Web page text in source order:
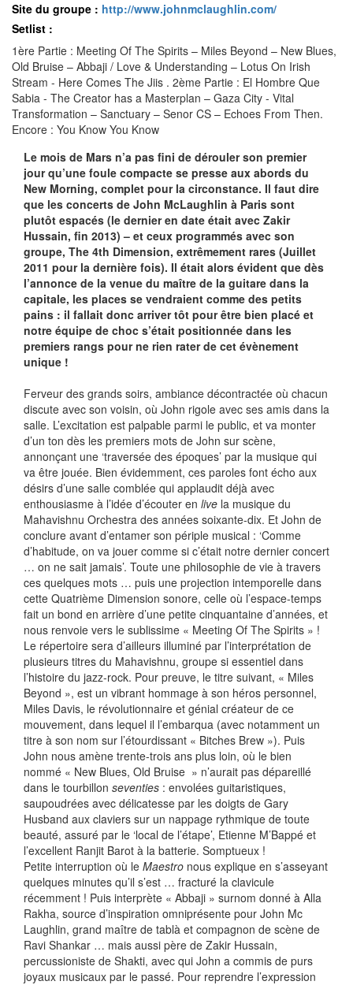
Site du groupe : http://www.johnmclaughlin.com/
Setlist :
1ère Partie : Meeting Of The Spirits – Miles Beyond – New Blues,
Old Bruise – Abbaji / Love & Understanding – Lotus On Irish
Stream - Here Comes The Jiis . 2ème Partie : El Hombre Que
Sabia - The Creator has a Masterplan – Gaza City - Vital
Transformation – Sanctuary – Senor CS – Echoes From Then.
Encore : You Know You Know
Le mois de Mars n’a pas fini de dérouler son premier
jour qu’une foule compacte se presse aux abords du
New Morning, complet pour la circonstance. Il faut dire
que les concerts de John McLaughlin à Paris sont
plutôt espacés (le dernier en date était avec Zakir
Hussain, fin 2013) – et ceux programmés avec son
groupe, The 4th Dimension, extrêmement rares (Juillet
2011 pour la dernière fois). Il était alors évident que dès
l’annonce de la venue du maître de la guitare dans la
capitale, les places se vendraient comme des petits
pains : il fallait donc arriver tôt pour être bien placé et
notre équipe de choc s’était positionnée dans les
premiers rangs pour ne rien rater de cet évènement
unique !
Ferveur des grands soirs, ambiance décontractée où chacun
discute avec son voisin, où John rigole avec ses amis dans la
salle. L’excitation est palpable parmi le public, et va monter
d’un ton dès les premiers mots de John sur scène,
annonçant une ‘traversée des époques’ par la musique qui
va être jouée. Bien évidemment, ces paroles font écho aux
désirs d’une salle comblée qui applaudit déjà avec
enthousiasme à l’idée d’écouter en live la musique du
Mahavishnu Orchestra des années soixante-dix. Et John de
conclure avant d’entamer son périple musical : ‘Comme
d’habitude, on va jouer comme si c’était notre dernier concert
… on ne sait jamais’. Toute une philosophie de vie à travers
ces quelques mots … puis une projection intemporelle dans
cette Quatrième Dimension sonore, celle où l’espace-temps
fait un bond en arrière d’une petite cinquantaine d’années, et
nous renvoie vers le sublissime « Meeting Of The Spirits » !
Le répertoire sera d’ailleurs illuminé par l’interprétation de
plusieurs titres du Mahavishnu, groupe si essentiel dans
l’histoire du jazz-rock. Pour preuve, le titre suivant, « Miles
Beyond », est un vibrant hommage à son héros personnel,
Miles Davis, le révolutionnaire et génial créateur de ce
mouvement, dans lequel il l’embarqua (avec notamment un
titre à son nom sur l’étourdissant « Bitches Brew »). Puis
John nous amène trente-trois ans plus loin, où le bien
nommé « New Blues, Old Bruise » n’aurait pas dépareillé
dans le tourbillon seventies : envolées guitaristiques,
saupoudrées avec délicatesse par les doigts de Gary
Husband aux claviers sur un nappage rythmique de toute
beauté, assuré par le ‘local de l’étape’, Etienne M’Bappé et
l’excellent Ranjit Barot à la batterie. Somptueux !
Petite interruption où le Maestro nous explique en s’asseyant
quelques minutes qu’il s’est … fracturé la clavicule
récemment ! Puis interprète « Abbaji » surnom donné à Alla
Rakha, source d’inspiration omniprésente pour John Mc
Laughlin, grand maître de tablà et compagnon de scène de
Ravi Shankar … mais aussi père de Zakir Hussain,
percussioniste de Shakti, avec qui John a commis de purs
joyaux musicaux par le passé. Pour reprendre l’expression